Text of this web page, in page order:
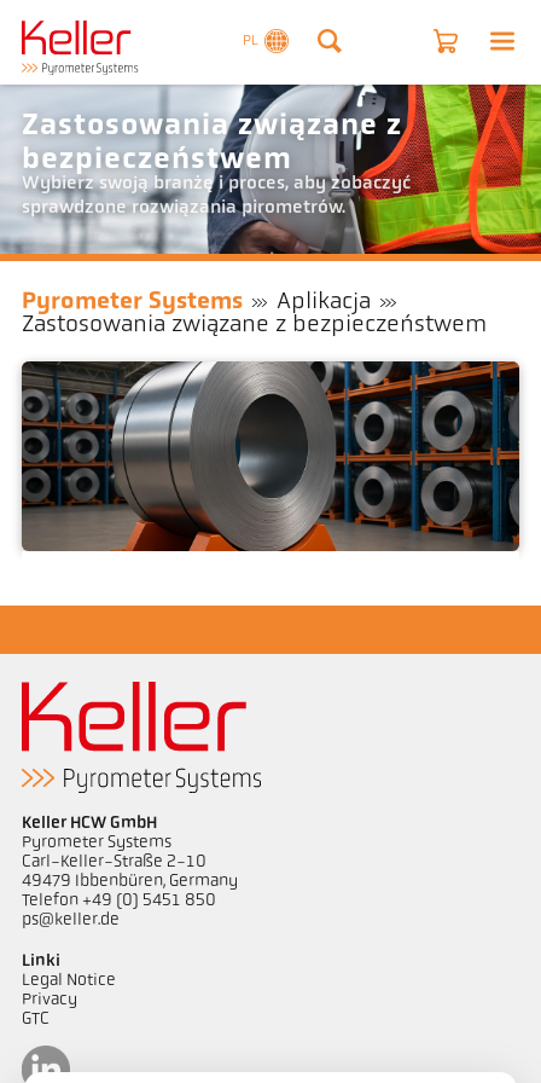
PL
Zastosowania związane z
bezpieczeństwem
Wybierz swoją branżę i proces, aby zobaczyć
sprawdzone rozwiązania pirometrów.
Pyrometer Systems
Aplikacja
Zastosowania związane z bezpieczeństwem
Keller HCW GmbH
Pyrometer Systems
Carl-Keller-Straße 2-10
49479 Ibbenbüren, Germany
Telefon +49 (0) 5451 850
ps@keller.de
Linki
Legal Notice
Privacy
GTC